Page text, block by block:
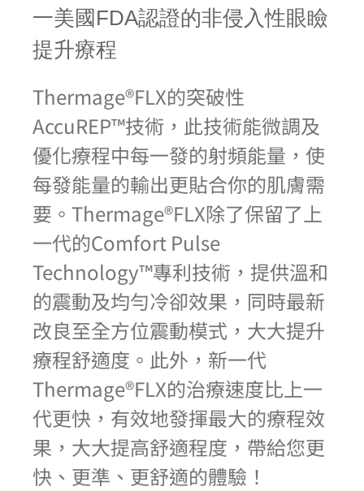
一美國FDA認證的非侵入性眼瞼
提升療程
Thermage®FLX的突破性
AccuREP™技術，此技術能微調及
優化療程中每一發的射頻能量，使
每發能量的輸出更貼合你的肌膚需
要。Thermage®FLX除了保留了上
一代的Comfort Pulse
Technology™專利技術，提供溫和
的震動及均勻冷卻效果，同時最新
改良至全方位震動模式，大大提升
療程舒適度。此外，新一代
Thermage®FLX的治療速度比上一
代更快，有效地發揮最大的療程效
果，大大提高舒適程度，帶給您更
快、更準、更舒適的體驗！